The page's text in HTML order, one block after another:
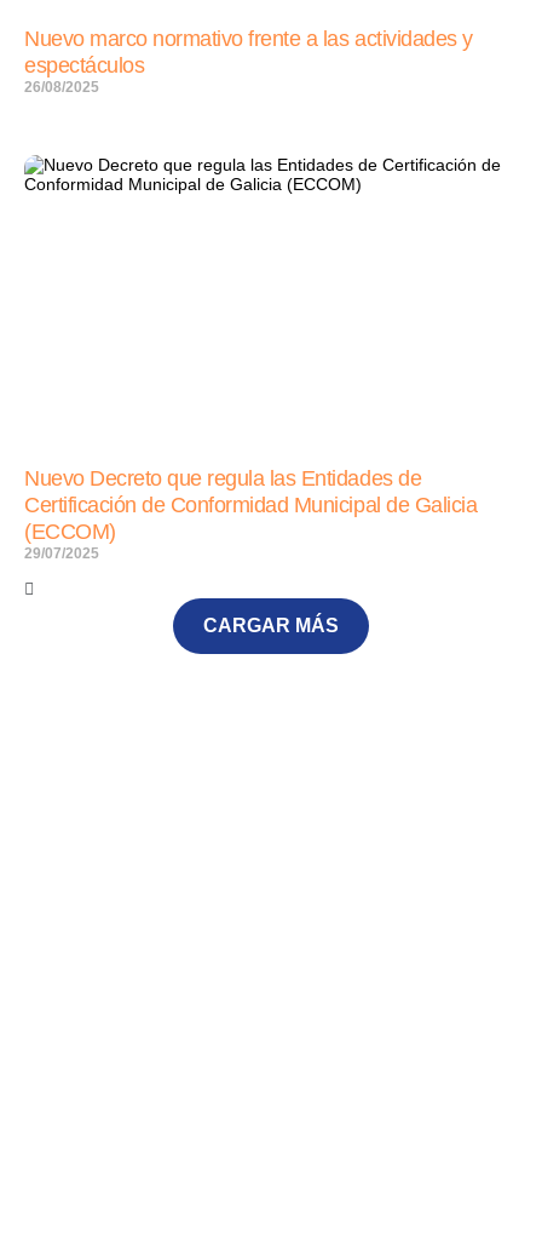
Nuevo marco normativo frente a las actividades y
espectáculos
26/08/2025
Nuevo Decreto que regula las Entidades de
Certificación de Conformidad Municipal de Galicia
(ECCOM)
29/07/2025
CARGAR MÁS